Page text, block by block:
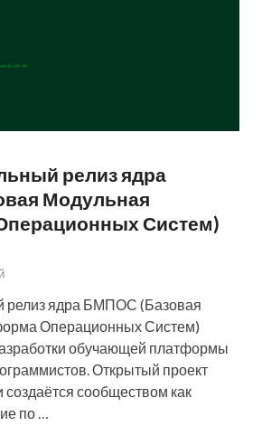
релиз ядра
Модульная
Систем)
релиз ядра БМПОС (Базовая
Операционных Систем)
обучающей платформы
Открытый проект
сообществом как
по …